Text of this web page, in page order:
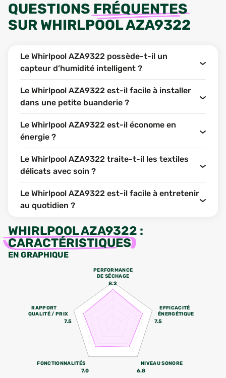
QUESTIONS FRÉQUENTES
SUR WHIRLPOOL AZA9322
Le Whirlpool AZA9322 possède-t-il un
capteur d’humidité intelligent ?
Le Whirlpool AZA9322 est-il facile à installer
dans une petite buanderie ?
Le Whirlpool AZA9322 est-il économe en
énergie ?
Le Whirlpool AZA9322 traite-t-il les textiles
délicats avec soin ?
Le Whirlpool AZA9322 est-il facile à entretenir
au quotidien ?
WHIRLPOOL AZA9322 :
CARACTÉRISTIQUES
EN GRAPHIQUE
PERFORMANCE
DE SÉCHAGE
8.2
EFFICACITÉ
ÉNERGÉTIQUE
7.5
NIVEAU SONORE
6.8
FONCTIONNALITÉS
7.0
RAPPORT
QUALITÉ / PRIX
7.5